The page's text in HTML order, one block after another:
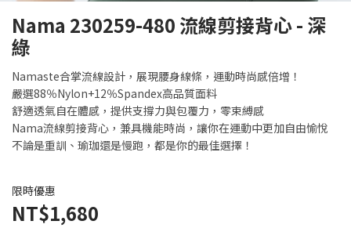
Nama 230259-480 流線剪接背心 - 深
綠
Namaste合掌流線設計，展現腰身線條，運動時尚感倍增！
嚴選88％Nylon+12％Spandex高品質面料
舒適透氣自在體感，提供支撐力與包覆力，零束縛感
Nama流線剪接背心，兼具機能時尚，讓你在運動中更加自由愉悅
不論是重訓、瑜珈還是慢跑，都是你的最佳選擇！
限時優惠
NT$1,680